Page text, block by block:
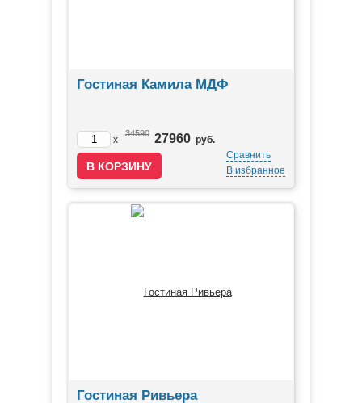
Гостиная Камила МДФ
x
34590 27960 руб.
Сравнить
В избранное
Гостиная Ривьера